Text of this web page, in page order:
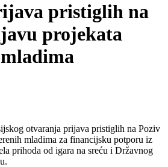
pristiglih na
projekata
otvaranja prijava pristiglih na Poziv
mladima za financijsku potporu iz
prihoda od igara na sreću i Državnog